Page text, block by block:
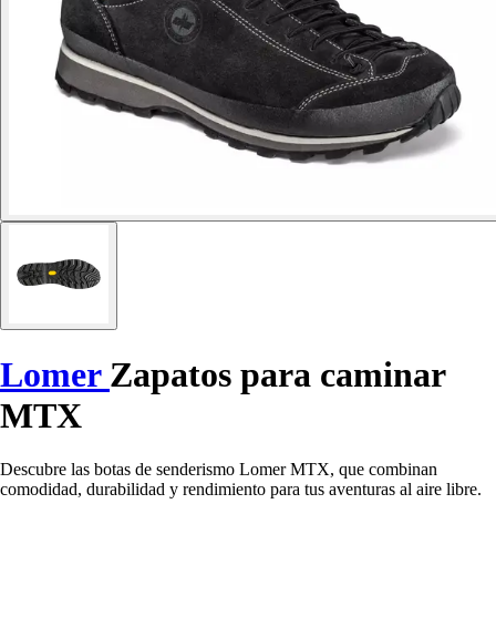
Lomer Zapatos para caminar
MTX
Descubre las botas de senderismo Lomer MTX, que combinan
comodidad, durabilidad y rendimiento para tus aventuras al aire libre.